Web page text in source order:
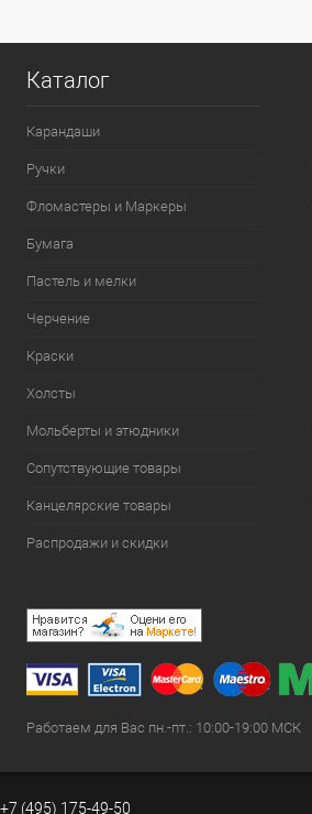
Каталог
Карандаши
Ручки
Фломастеры и Маркеры
Бумага
Пастель и мелки
Черчение
Краски
Холсты
Мольберты и этюдники
Сопутствующие товары
Канцелярские товары
Распродажи и скидки
Работаем для Вас пн.-пт.: 10:00-19:00 МСК
+7 (495) 175-49-50